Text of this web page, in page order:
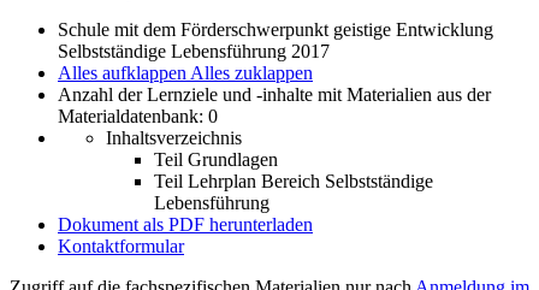
Schule mit dem Förderschwerpunkt geistige Entwicklung
Selbstständige Lebensführung 2017
Alles aufklappen Alles zuklappen
Anzahl der Lernziele und -inhalte mit Materialien aus der
Materialdatenbank: 0
Inhaltsverzeichnis
Teil Grundlagen
Teil Lehrplan Bereich Selbstständige
Lebensführung
Dokument als PDF herunterladen
Kontaktformular